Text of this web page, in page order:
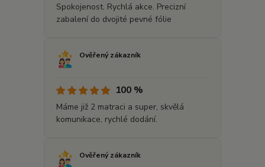
Spokojenost. Rychlá akce. Precizní
zabalení do dvojité pevné fólie
Ověřený zákazník
100 %
Máme již 2 matraci a super, skvělá
komunikace, rychlé dodání.
Ověřený zákazník